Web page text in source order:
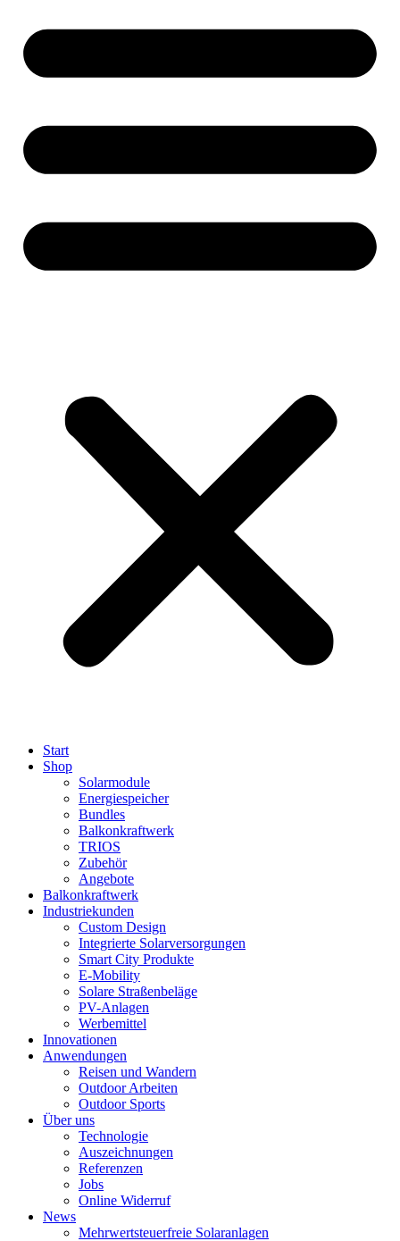
Start
Shop
Solarmodule
Energiespeicher
Bundles
Balkonkraftwerk
TRIOS
Zubehör
Angebote
Balkonkraftwerk
Industriekunden
Custom Design
Integrierte Solarversorgungen
Smart City Produkte
E-Mobility
Solare Straßenbeläge
PV-Anlagen
Werbemittel
Innovationen
Anwendungen
Reisen und Wandern
Outdoor Arbeiten
Outdoor Sports
Über uns
Technologie
Auszeichnungen
Referenzen
Jobs
Online Widerruf
News
Mehrwertsteuerfreie Solaranlagen